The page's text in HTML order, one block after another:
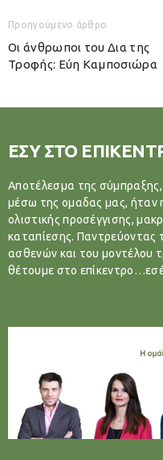
Προηγούμενο άρθρο
Οι άνθρωποι του Δια της
Τροφής: Εύη Καμποσιώρα
ΕΣΥ ΣΤΟ
Αποτέλεσμα της
μέσω της ομαδας μας, ήταν
ολιστικής προσέγγισης,
καταπίεσης. Παντρεύοντας
ασθενών και του μοντέλου
θέτουμε στο